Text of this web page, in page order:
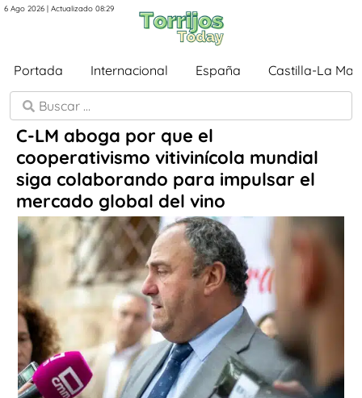
6 Ago 2026 | Actualizado 08:29
Portada Internacional España Castilla-La
C-LM aboga por que el
cooperativismo vitivinícola mundial
siga colaborando para impulsar el
mercado global del vino